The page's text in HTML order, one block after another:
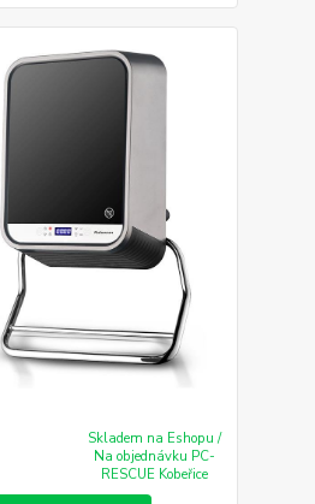
Skladem na Eshopu /
Na objednávku PC-
RESCUE Kobeřice